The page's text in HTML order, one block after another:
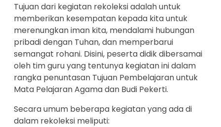
Tujuan dari kegiatan rekoleksi adalah untuk
memberikan kesempatan kepada kita untuk
merenungkan iman kita, mendalami hubungan
pribadi dengan Tuhan, dan memperbarui
semangat rohani. Disini, peserta didik dibersamai
oleh tim guru yang tentunya kegiatan ini dalam
rangka penuntasan Tujuan Pembelajaran untuk
Mata Pelajaran Agama dan Budi Pekerti.
Secara umum beberapa kegiatan yang ada di
dalam rekoleksi meliputi: